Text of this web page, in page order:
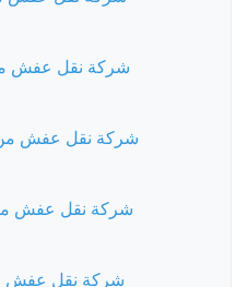
شركة نقل عفش
شركة نقل عفش من
شركة نقل عفش
شركة نقل عفش